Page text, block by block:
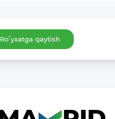
Roʻyxatga qaytish